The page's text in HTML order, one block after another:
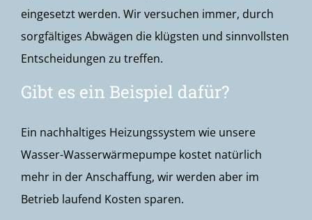
eingesetzt werden. Wir versuchen immer, durch
sorgfältiges Abwägen die klügsten und sinnvollsten
Entscheidungen zu treffen.
Gibt es ein Beispiel dafür?
Ein nachhaltiges Heizungssystem wie unsere
Wasser-Wasserwärmepumpe kostet natürlich
mehr in der Anschaffung, wir werden aber im
Betrieb laufend Kosten sparen.